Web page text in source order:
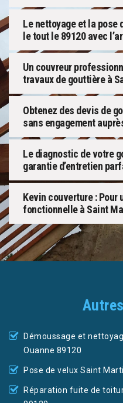
Le nettoyage et la pose
le tout le 89120 avec
Un couvreur
travaux de gouttière à
Obtenez des devis de
sans engagement
Le diagnostic de votre
garantie d’entretien
Kevin couverture : Pour
fonctionnelle à Saint
Démoussage et
Ouanne 89120
Pose de velux Saint
Réparation fuite de